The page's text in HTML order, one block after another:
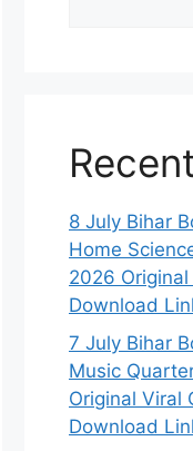
8 July Bihar
Home
2026
Download
7 July Bihar
Music
Original Viral
Download